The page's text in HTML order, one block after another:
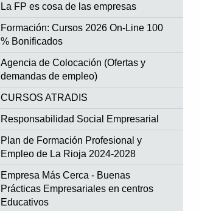
La FP es cosa de las empresas
Formación: Cursos 2026 On-Line 100
% Bonificados
Agencia de Colocación (Ofertas y
demandas de empleo)
CURSOS ATRADIS
Responsabilidad Social Empresarial
Plan de Formación Profesional y
Empleo de La Rioja 2024-2028
Empresa Más Cerca - Buenas
Prácticas Empresariales en centros
Educativos